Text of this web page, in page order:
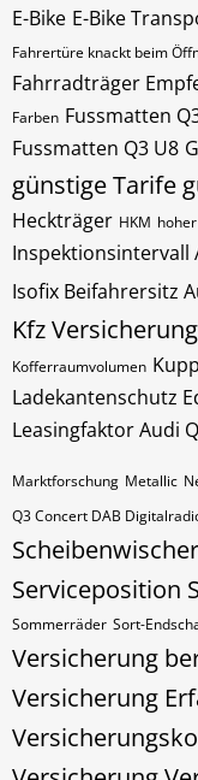
E-Bike E-Bike
Fahrertüre knackt beim
Fahrradträger
Farben Fussmatten
Fussmatten Q3 U8
günstige Tarife
Heckträger HKM
Inspektionsintervall
Isofix Beifahrersitz
Kfz Versicherung
Kofferraumvolumen
Ladekantenschutz
Leasingfaktor Audi
Marktforschung Metallic
Q3 Concert DAB
Scheibenwischer
Serviceposition
Sommerräder Sort-
Versicherung
Versicherung